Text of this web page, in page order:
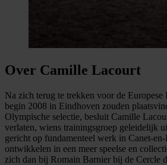
Over Camille Lacourt
Na zich terug te trekken voor de Europese
begin 2008 in Eindhoven zouden
Olympische selectie, besluit Camille
verlaten, wiens trainingsgroep geleidelijk
gericht op fundamenteel werk in Canet-
ontwikkelen in een meer speelse en
zich dan bij Romain Barnier bij de Cercle